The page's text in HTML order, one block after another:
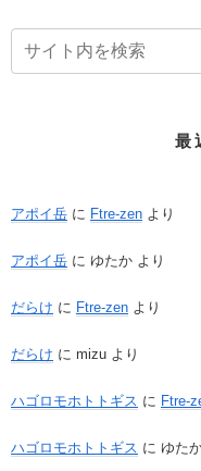
最
アポイ岳 に Ftre-zen より
アポイ岳 に ゆたか より
だらけ に Ftre-zen より
だらけ に mizu より
ハゴロモホトトギス に Ftre-
ハゴロモホトトギス に ゆた